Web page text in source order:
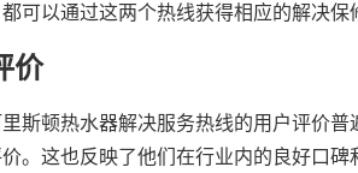
可以通过这两个热线获得相应的解决保
价
斯顿热水器解决服务热线的用户评价
。这也反映了他们在行业内的良好口碑